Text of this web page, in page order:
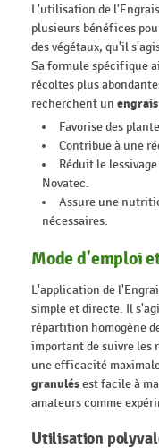
L'utilisation de
plusieurs bénéfices
des végétaux, qu'il
Sa formule spécifique
récoltes plus
recherchent un
Favorise des
Contribue à une
Réduit le
Novatec.
Assure une
nécessaires.
Mode d'emploi
L'application de
simple et directe. Il
répartition homogène
important de suivre les
une efficacité
granulésest facile à
amateurs comme
Utilisation